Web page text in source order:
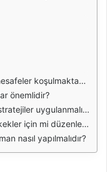
koşulmaktadır?
önemlidir?
uygulanmalıdır?
için mi düzenleniyor?
nasıl yapılmalıdır?